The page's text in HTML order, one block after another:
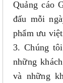
Quảng cáo
đấu mỗi
phẩm ưu
3. Chúng
những
và những